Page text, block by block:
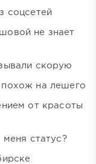
соцсетей
не знает
скорую
на лешего
от красоты
статус?